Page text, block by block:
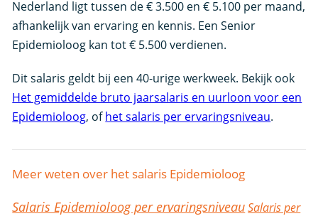
Nederland ligt tussen de € 3.500 en € 5.100 per maand,
afhankelijk van ervaring en kennis. Een Senior
Epidemioloog kan tot € 5.500 verdienen.
Dit salaris geldt bij een 40-urige werkweek. Bekijk ook
Het gemiddelde bruto jaarsalaris en uurloon voor een
Epidemioloog, ofhet salaris per ervaringsniveau.
Meer weten over het salaris Epidemioloog
Salaris Epidemioloog per ervaringsniveauSalaris per